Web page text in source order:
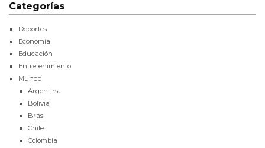
Categorías
Deportes
Economía
Educación
Entretenimiento
Mundo
Argentina
Bolivia
Brasil
Chile
Colombia